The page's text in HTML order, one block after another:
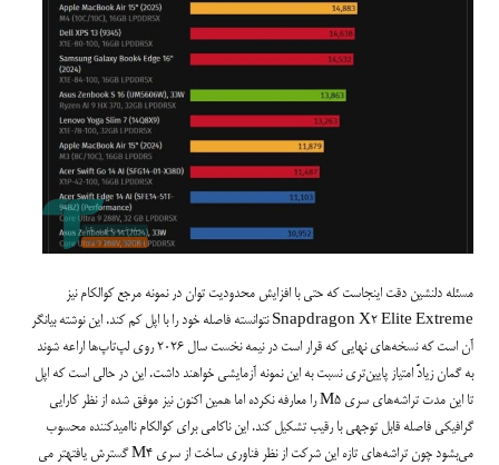
مسئله دلنشین دقت اینجاست که حتی با افزایش محدودیت توان در نمونه مرجع کوالکام نیز
Snapdragon X2 Elite Extreme نتوانسته فاصله خود را با اپل کم کند. این نوشته بیانگر
آن است که نسخه‌های نهایی که قرار است در نیمه نخست سال 2026 روی لپ‌تاپ‌ها اراعه شوند
به گمان زیادً امتیاز پایین‌تری نسبت به این نمونه آزمایشی خواهند داشت. این در حالی است که اپل
تا این مدت تراشه‌های سری M5 را معارفه نکرده اما همین اکنون نیز موفق شده از نظر کارایی
گرافیکی فاصله قابل توجهی با رقیب تشکیل کند. این ناکامی برای کوالکام ناامیدکننده محسوب
می‌بشود چون تراشه‌های تازه این شرکت از نظر فناوری ساخت از سری M4 گسترش یافتهتر می